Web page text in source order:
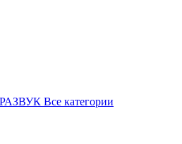
Все категории